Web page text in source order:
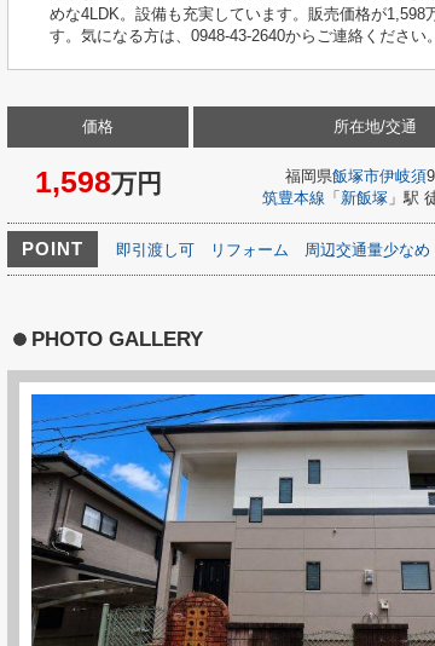
めな4LDK。設備も充実しています。販売価格が
す。気になる方は、0948-43-2640からご連絡ください。
価格
1,598万円
所在地/交通
福岡県飯塚市伊岐須
筑豊本線 「 新飯塚」駅
POINT 即引渡し可 リフォーム 周辺交通量少なめ
PHOTO GALLERY